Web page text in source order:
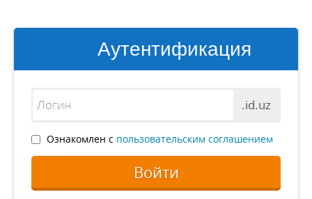
Аутентификация
.id.uz
Ознакомлен с пользовательским соглашением
Войти